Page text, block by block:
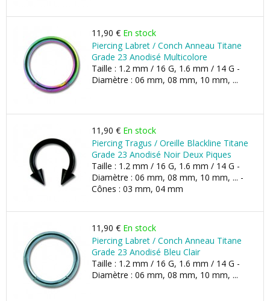
11,90 € En stock
Piercing Labret / Conch Anneau Titane
Grade 23 Anodisé Multicolore
Taille : 1.2 mm / 16 G, 1.6 mm / 14 G -
Diamètre : 06 mm, 08 mm, 10 mm, ...
11,90 € En stock
Piercing Tragus / Oreille Blackline Titane
Grade 23 Anodisé Noir Deux Piques
Taille : 1.2 mm / 16 G, 1.6 mm / 14 G -
Diamètre : 06 mm, 08 mm, 10 mm, ... -
Cônes : 03 mm, 04 mm
11,90 € En stock
Piercing Labret / Conch Anneau Titane
Grade 23 Anodisé Bleu Clair
Taille : 1.2 mm / 16 G, 1.6 mm / 14 G -
Diamètre : 06 mm, 08 mm, 10 mm, ...